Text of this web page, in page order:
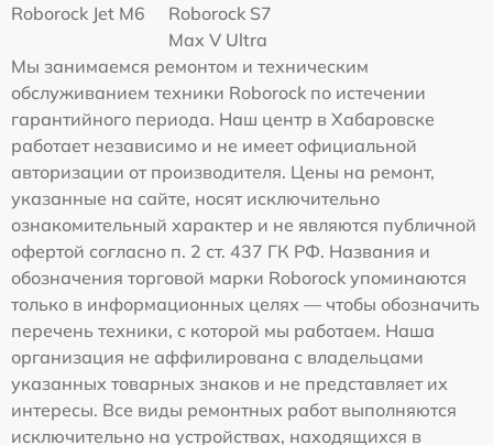
Roborock Jet M6
Roborock S7
Max V Ultra
Мы занимаемся ремонтом и техническим
обслуживанием техники Roborock по истечении
гарантийного периода. Наш центр в Хабаровске
работает независимо и не имеет официальной
авторизации от производителя. Цены на ремонт,
указанные на сайте, носят исключительно
ознакомительный характер и не являются публичной
офертой согласно п. 2 ст. 437 ГК РФ. Названия и
обозначения торговой марки Roborock упоминаются
только в информационных целях — чтобы обозначить
перечень техники, с которой мы работаем. Наша
организация не аффилирована с владельцами
указанных товарных знаков и не представляет их
интересы. Все виды ремонтных работ выполняются
исключительно на устройствах, находящихся в